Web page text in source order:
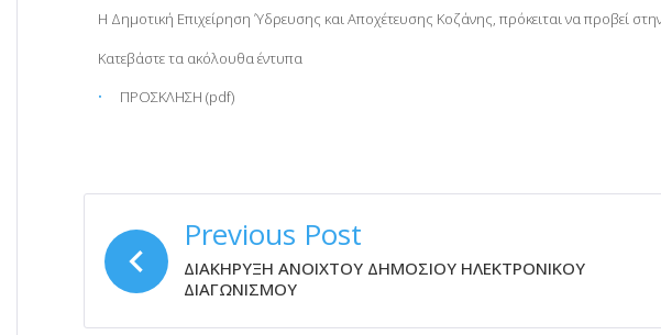
Η Δημοτική Επιχείρηση Ύδρευσης και Αποχέτευσης Κοζάνης, πρόκειται να προβεί
Κατεβάστε τα ακόλουθα έντυπα
ΠΡΟΣΚΛΗΣΗ (pdf)
ΠΛΟΉΓΗΣΗ
ΆΡΘΡΩΝPrevious Post
ΔΙΑΚΗΡΥΞΗ ΑΝΟΙΧΤΟΥ ΔΗΜΟΣΙΟΥ ΗΛΕΚΤΡΟΝΙΚΟΥ
ΔΙΑΓΩΝΙΣΜΟΥ